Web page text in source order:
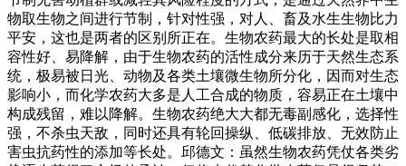
物取生物之间进行节制，针对性强，对人、畜及水生生物比力
平安，这也是两者的区别所正在。生物农药最大的长处是取相
容性好、易降解，由于生物农药的活性成分来历于天然生态系
统，极易被日光、动物及各类土壤微生物所分化，因而对生态
影响小，而化学农药大多是人工合成的物质，容易正在土壤中
构成残留，难以降解。生物农药绝大大都无毒副感化，选择性
强，不杀虫天敌，同时还具有轮回操纵、低碳排放、无效防止
害虫抗药性的添加等长处。邱德文：虽然生物农药凭仗各类劣